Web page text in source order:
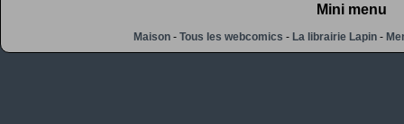
Mini menu
Maison -Tous les webcomics -La librairie Lapin -